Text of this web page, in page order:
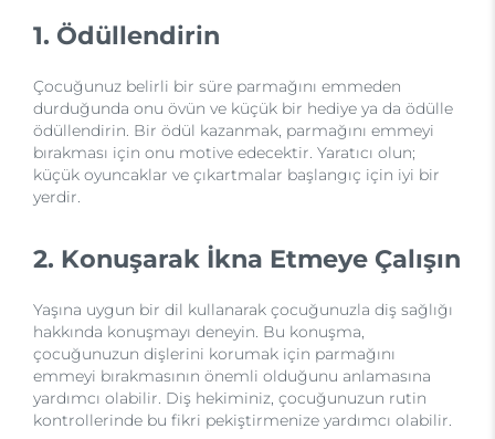
1. Ödüllendirin
Çocuğunuz belirli bir süre parmağını emmeden
durduğunda onu övün ve küçük bir hediye ya da ödülle
ödüllendirin. Bir ödül kazanmak, parmağını emmeyi
bırakması için onu motive edecektir. Yaratıcı olun;
küçük oyuncaklar ve çıkartmalar başlangıç için iyi bir
yerdir.
2. Konuşarak İkna Etmeye Çalışın
Yaşına uygun bir dil kullanarak çocuğunuzla diş sağlığı
hakkında konuşmayı deneyin. Bu konuşma,
çocuğunuzun dişlerini korumak için parmağını
emmeyi bırakmasının önemli olduğunu anlamasına
yardımcı olabilir. Diş hekiminiz, çocuğunuzun rutin
kontrollerinde bu fikri pekiştirmenize yardımcı olabilir.